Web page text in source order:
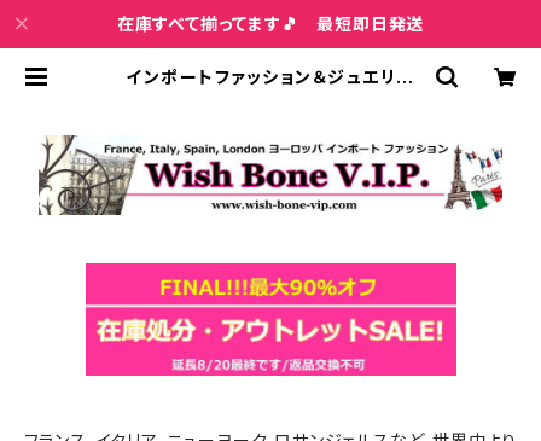
在庫すべて揃ってます🎵 最短即日発送
インポートファッション＆ジュエリー